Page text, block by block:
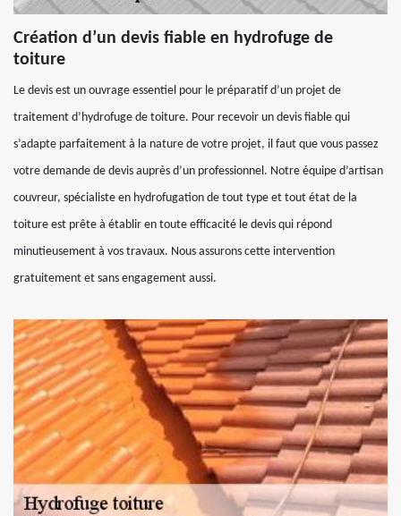
Création d’un devis fiable en hydrofuge de
toiture
Le devis est un ouvrage essentiel pour le préparatif d’un projet de
traitement d’hydrofuge de toiture. Pour recevoir un devis fiable qui
s’adapte parfaitement à la nature de votre projet, il faut que vous passez
votre demande de devis auprès d’un professionnel. Notre équipe d’artisan
couvreur, spécialiste en hydrofugation de tout type et tout état de la
toiture est prête à établir en toute efficacité le devis qui répond
minutieusement à vos travaux. Nous assurons cette intervention
gratuitement et sans engagement aussi.